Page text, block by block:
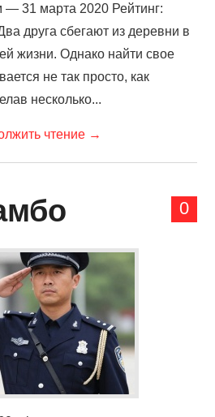
31 марта 2020 Рейтинг:
друга сбегают из деревни в
жизни. Однако найти свое
не так просто, как
несколько...
чтение →
0